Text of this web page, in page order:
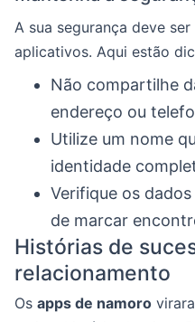
A sua segurança deve
aplicativos. Aqui estão
Não compartilhe
endereço ou
Utilize um nome
identidade
Verifique os
de marcar
Histórias de
relacionamento
Os apps de namoro